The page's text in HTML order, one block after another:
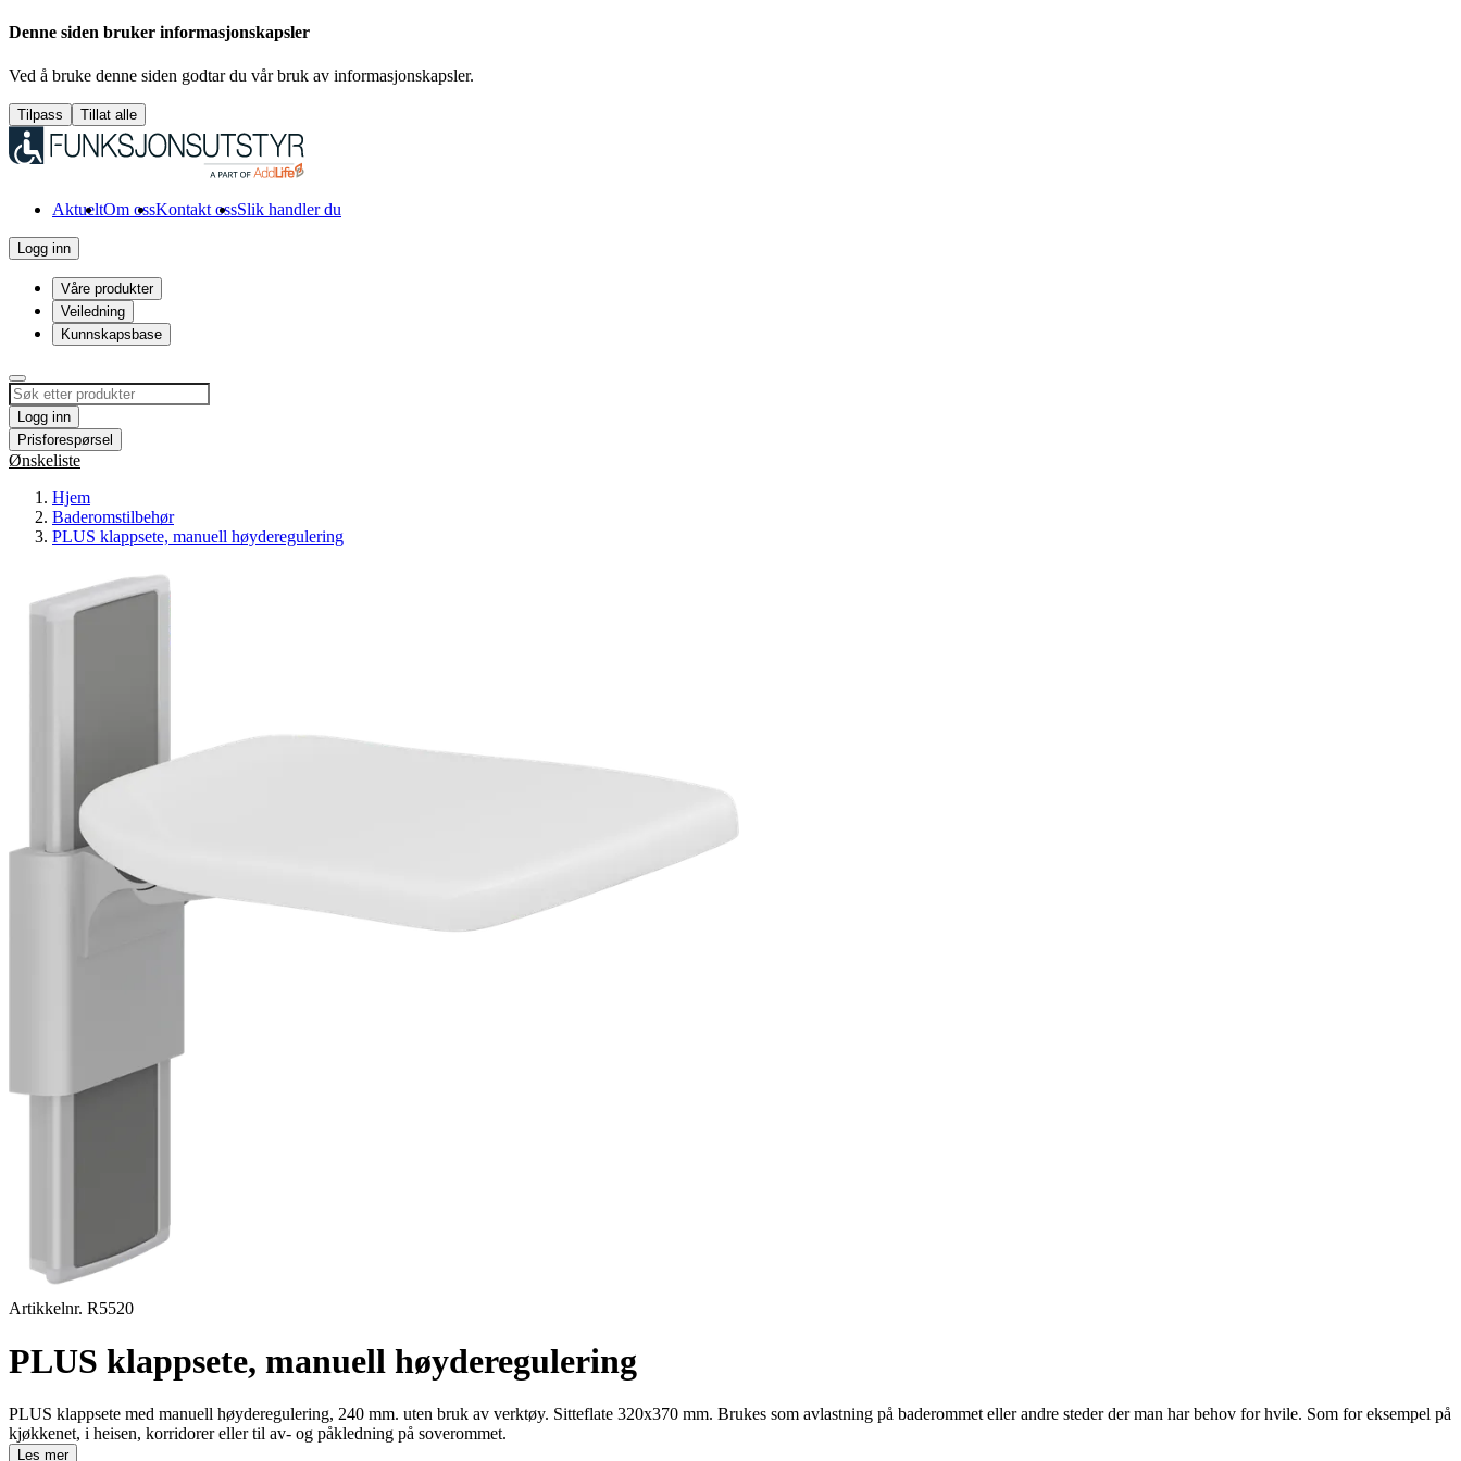
Denne siden bruker informasjonskapsler
Ved å bruke denne siden godtar du vår bruk av informasjonskapsler.
Tilpass Tillat alle
AktueltOm ossKontakt ossSlik handler du
Logg inn
Våre produkter
Veiledning
Kunnskapsbase
Logg inn
Prisforespørsel
Ønskeliste
Hjem
Baderomstilbehør
PLUS klappsete, manuell høyderegulering
Artikkelnr. R5520
PLUS klappsete, manuell høyderegulering
PLUS klappsete med manuell høyderegulering, 240 mm. uten bruk av verktøy. Sitteflate 320x370 mm. Brukes som avlastning på baderommet eller andre steder der man har behov for hvile. Som for eksempel på
kjøkkenet, i heisen, korridorer eller til av- og påkledning på soverommet.
Les mer